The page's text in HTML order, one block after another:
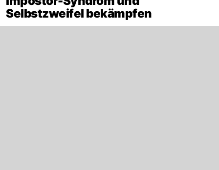
Selbstzweifel bekämpfen